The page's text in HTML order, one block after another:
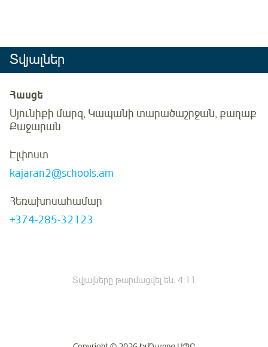
Տվյալներ
Հասցե
Սյունիքի մարզ, Կապանի տարածաշրջան, քաղաք
Քաջարան
Էլփոստ
kajaran2@schools.am
Հեռախոսահամար
+374-285-32123
Տվյալները թարմացվել են. 4:11